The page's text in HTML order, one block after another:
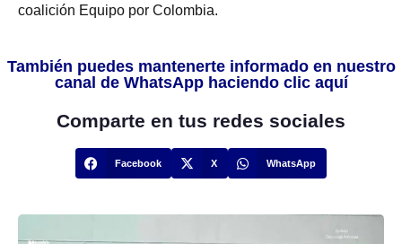
coalición Equipo por Colombia.
También puedes mantenerte informado en nuestro
canal de WhatsApp haciendo clic aquí
Comparte en tus redes sociales
Facebook X WhatsApp